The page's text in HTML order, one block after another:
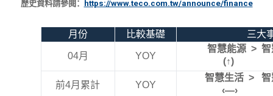
歷史資料請參閱： https://www.teco.com.tw/announce/finance
月份 比較基礎 三大
04月 YOY
智慧能源 > 智
(↑)
前4月累計 YOY
智慧生活>
‹—›